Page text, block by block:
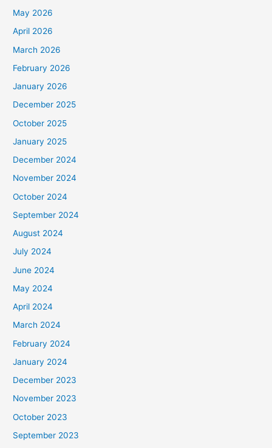
May 2026
April 2026
March 2026
February 2026
January 2026
December 2025
October 2025
January 2025
December 2024
November 2024
October 2024
September 2024
August 2024
July 2024
June 2024
May 2024
April 2024
March 2024
February 2024
January 2024
December 2023
November 2023
October 2023
September 2023